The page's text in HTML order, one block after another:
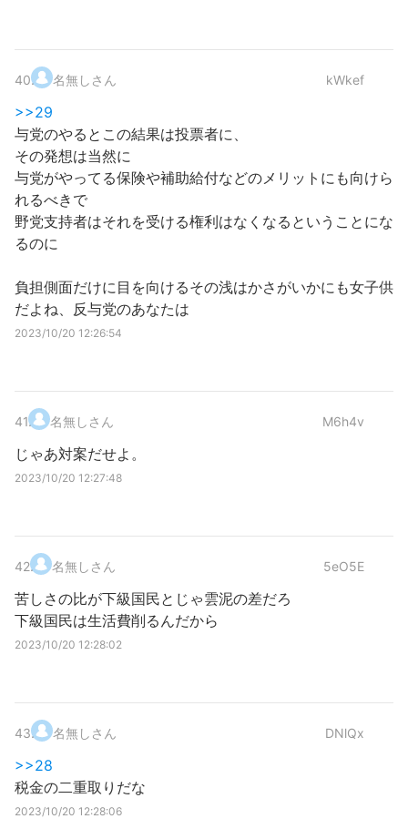
40. 名無しさん kWkef
>>29
与党のやるとこの結果は投票者に、
その発想は当然に
与党がやってる保険や補助給付などのメリットにも向けら
れるべきで
野党支持者はそれを受ける権利はなくなるということにな
るのに
負担側面だけに目を向けるその浅はかさがいかにも女子供
だよね、反与党のあなたは
2023/10/20 12:26:54
41. 名無しさん M6h4v
じゃあ対案だせよ。
2023/10/20 12:27:48
42. 名無しさん 5eO5E
苦しさの比が下級国民とじゃ雲泥の差だろ
下級国民は生活費削るんだから
2023/10/20 12:28:02
43. 名無しさん DNlQx
>>28
税金の二重取りだな
2023/10/20 12:28:06